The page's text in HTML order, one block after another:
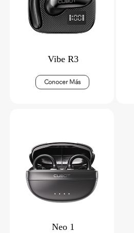
Vibe R3
Conocer Más
Neo 1